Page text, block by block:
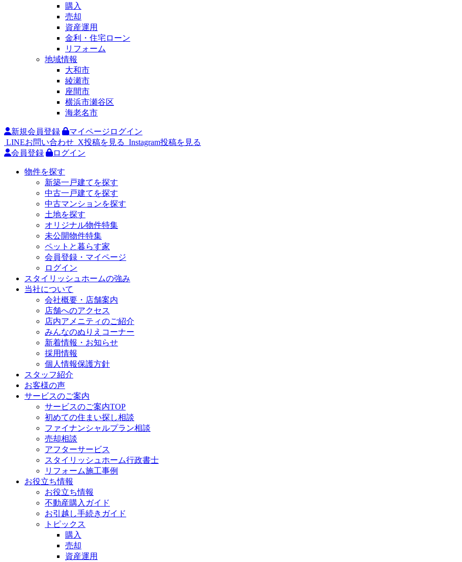
購入
売却
資産運用
金利・住宅ローン
リフォーム
地域情報
大和市
綾瀬市
座間市
横浜市瀬谷区
海老名市
新規会員登録
マイページログイン
LINEお問い合わせ X投稿を見る Instagram投稿を見る
会員登録
ログイン
物件を探す
新築一戸建てを探す
中古一戸建てを探す
中古マンションを探す
土地を探す
オリジナル物件特集
未公開物件特集
ペットと暮らす家
会員登録・マイページ
ログイン
スタイリッシュホームの強み
当社について
会社概要・店舗案内
店舗へのアクセス
店内アメニティのご紹介
みんなのぬりえコーナー
新着情報・お知らせ
採用情報
個人情報保護方針
スタッフ紹介
お客様の声
サービスのご案内
サービスのご案内TOP
初めての住まい探し相談
ファイナンシャルプラン相談
売却相談
アフターサービス
スタイリッシュホーム行政書士
リフォーム施工事例
お役立ち情報
お役立ち情報
不動産購入ガイド
お引越し手続きガイド
トピックス
購入
売却
資産運用